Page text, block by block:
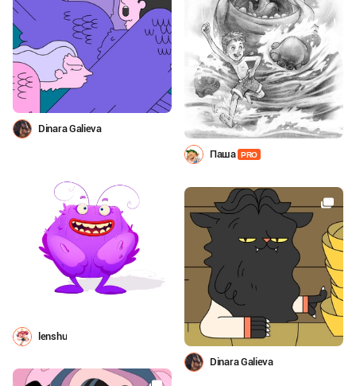
Паша PRO
Dinara Galieva
lenshu
Dinara Galieva